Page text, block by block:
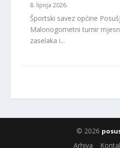
8. lipnja 2026.
Športski savez općine
Malonogometni turnir
zaselaka i...
© 2026
Arhiva